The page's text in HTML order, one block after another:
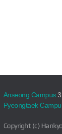
Anseong Campus
Pyeongtaek
Copyright (c)